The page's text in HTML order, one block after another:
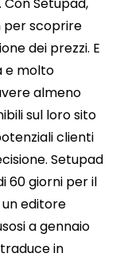
Setupad,
scoprire
dei prezzi. E
e molto
almeno
sul loro sito
clienti
Setupad
60 giorni per il
editore
a gennaio
in